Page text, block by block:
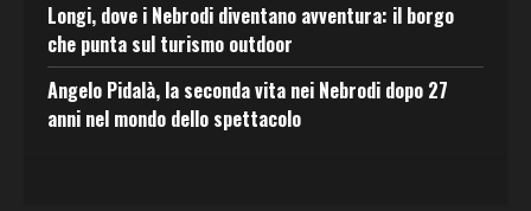
Longi, dove i Nebrodi diventano avventura: il borgo
che punta sul turismo outdoor
Angelo Pidalà, la seconda vita nei Nebrodi dopo 27
anni nel mondo dello spettacolo